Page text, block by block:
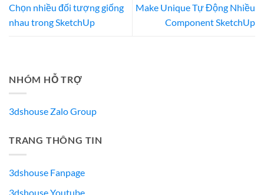
Chọn nhiều đối tượng giống
nhau trong SketchUp
Make Unique Tự Động Nhiều
Component SketchUp
NHÓM HỖ TRỢ
3dshouse Zalo Group
TRANG THÔNG TIN
3dshouse Fanpage
3dshouse Youtube